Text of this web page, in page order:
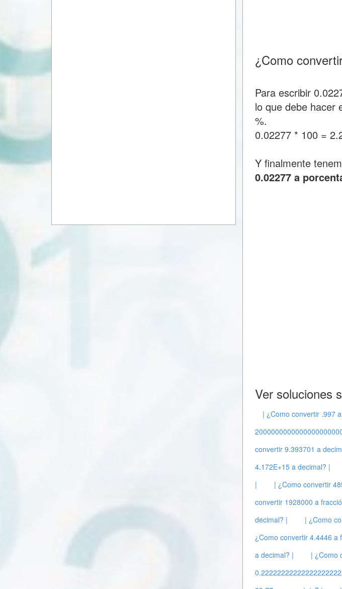
¿Como
Para escribir
lo que debe hacer
%.
0.02277 * 100 =
Y finalmente
0.02277 a
Ver soluciones
| ¿Como convertir .997
convertir 9.393701 a
4.172E+15 a decimal? |
|
| ¿Como convertir
convertir 1928000 a
decimal? |
| ¿Como
¿Como convertir 4.4446 a
a decimal? |
| ¿Como